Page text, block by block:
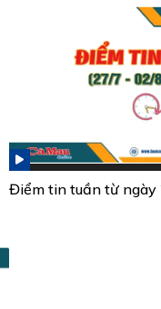
Điểm tin tuần từ